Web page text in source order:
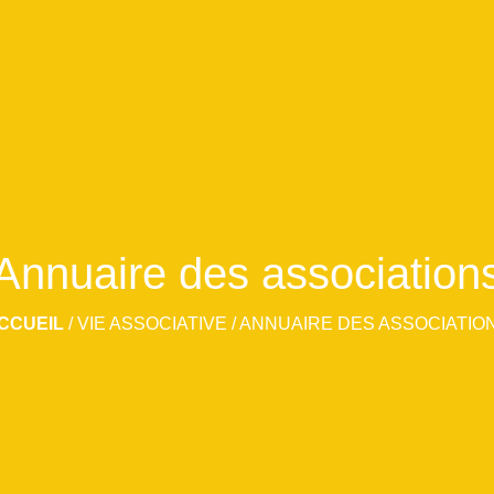
des
/VIE ASSOCIATIVE /ANNUAIRE DES